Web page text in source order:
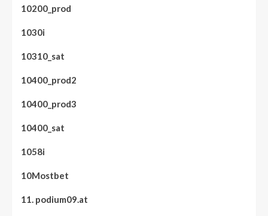
10200_prod
1030i
10310_sat
10400_prod2
10400_prod3
10400_sat
1058i
10Mostbet
11. podium09.at